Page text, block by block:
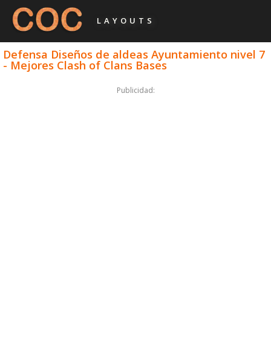
LAYOUTS
Defensa Diseños de aldeas Ayuntamiento nivel 7
- Mejores Clash of Clans Bases
Publicidad: